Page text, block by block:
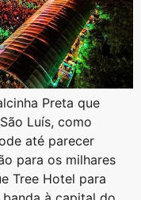
Preta que
Luís, como
até parecer
para os milhares
Tree Hotel para